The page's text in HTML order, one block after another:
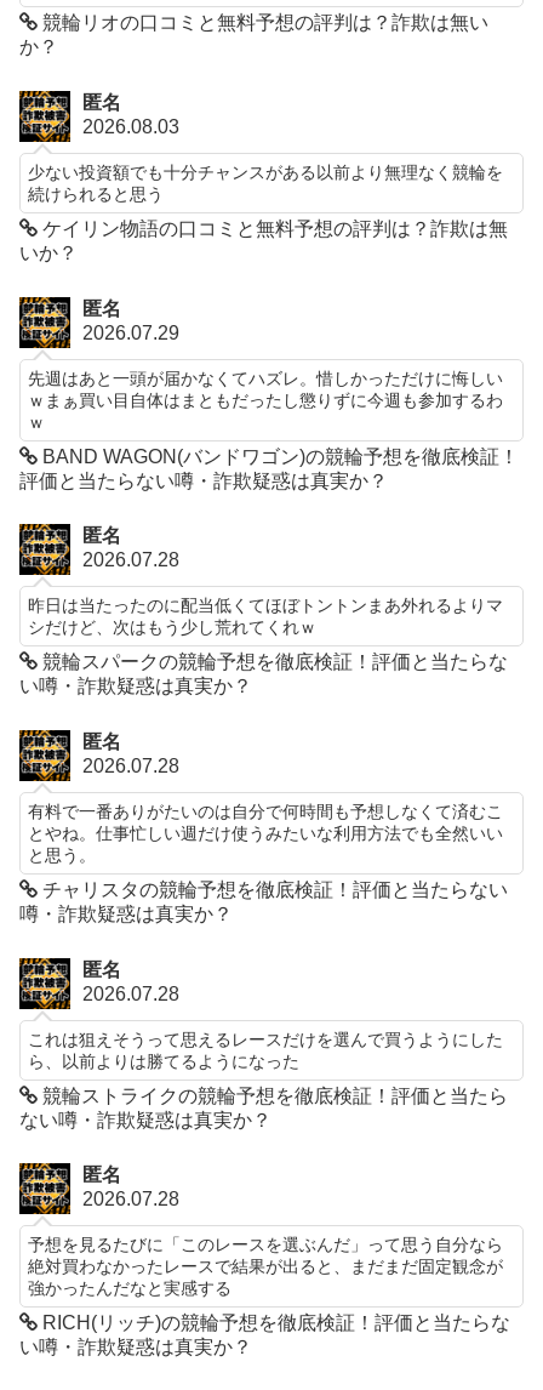
競輪リオの口コミと無料予想の評判は？詐欺は無い
か？
匿名
2026.08.03
少ない投資額でも十分チャンスがある以前より無理なく競輪を
続けられると思う
ケイリン物語の口コミと無料予想の評判は？詐欺は無
いか？
匿名
2026.07.29
先週はあと一頭が届かなくてハズレ。惜しかっただけに悔しい
ｗまぁ買い目自体はまともだったし懲りずに今週も参加するわ
ｗ
BAND WAGON(バンドワゴン)の競輪予想を徹底検証！
評価と当たらない噂・詐欺疑惑は真実か？
匿名
2026.07.28
昨日は当たったのに配当低くてほぼトントンまあ外れるよりマ
シだけど、次はもう少し荒れてくれｗ
競輪スパークの競輪予想を徹底検証！評価と当たらな
い噂・詐欺疑惑は真実か？
匿名
2026.07.28
有料で一番ありがたいのは自分で何時間も予想しなくて済むこ
とやね。仕事忙しい週だけ使うみたいな利用方法でも全然いい
と思う。
チャリスタの競輪予想を徹底検証！評価と当たらない
噂・詐欺疑惑は真実か？
匿名
2026.07.28
これは狙えそうって思えるレースだけを選んで買うようにした
ら、以前よりは勝てるようになった
競輪ストライクの競輪予想を徹底検証！評価と当たら
ない噂・詐欺疑惑は真実か？
匿名
2026.07.28
予想を見るたびに「このレースを選ぶんだ」って思う自分なら
絶対買わなかったレースで結果が出ると、まだまだ固定観念が
強かったんだなと実感する
RICH(リッチ)の競輪予想を徹底検証！評価と当たらな
い噂・詐欺疑惑は真実か？